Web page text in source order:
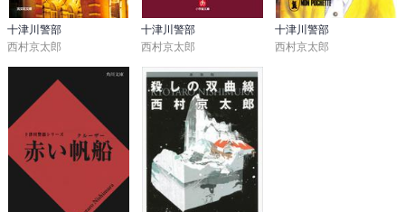
十津川警部
西村京太郎
十津川警部
西村京太郎
十津川警部
西村京太郎